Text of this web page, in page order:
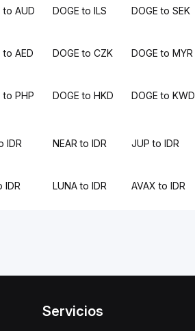
to AUD DOGE to ILS DOGE to SEK
to AED DOGE to CZK DOGE to MYR
to PHP DOGE to HKD DOGE to KWD
IDR NEAR to IDR JUP to IDR
IDR LUNA to IDR AVAX to IDR
Servicios